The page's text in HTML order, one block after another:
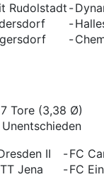
Rudolstadt -
-
-
Tore (3,38 Ø)
II -FC
Jena -FC